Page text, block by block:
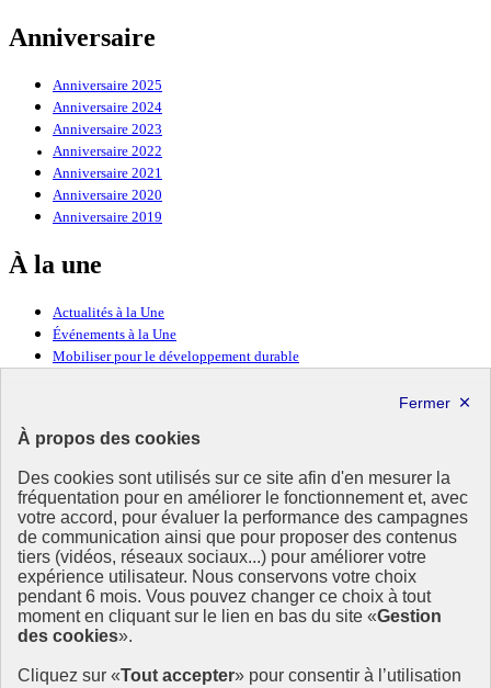
À propos des cookies
Des cookies sont utilisés sur ce site afin d'en mesurer la
fréquentation pour en améliorer le fonctionnement et, avec
votre accord, pour évaluer la performance des campagnes
de communication ainsi que pour proposer des contenus
tiers (vidéos, réseaux sociaux...) pour améliorer votre
expérience utilisateur. Nous conservons votre choix
pendant 6 mois. Vous pouvez changer ce choix à tout
moment en cliquant sur le lien en bas du site «Gestion
des cookies».
Cliquez sur «Tout accepter» pour consentir à l’utilisation
Anniversaire
Anniversaire 2025
Anniversaire 2024
Anniversaire 2023
Anniversaire 2022
Anniversaire 2021
Anniversaire 2020
Anniversaire 2019
À la une
Actualités à la Une
Événements à la Une
Mobiliser pour le développement durable
Ressources
Ressources
La Méth’ODD
Gouvernement
Ce site propose l’information de référence concernant l’Agenda
2030 et la feuille de route de la France. Il valorise la mobilisation de
tous les acteurs.
info.gouv.fr- ouvre une nouvelle fenêtre